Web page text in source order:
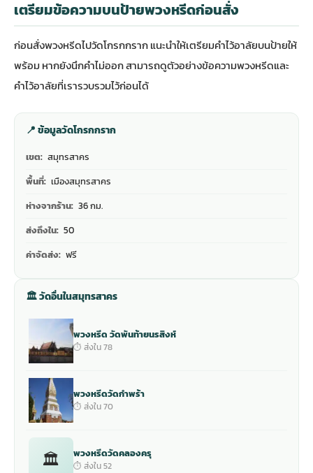
เตรียมข้อความบนป้ายพวงหรีดก่อนสั่ง
ก่อนสั่งพวงหรีดไปวัดโกรกกราก แนะนำให้เตรียมคำไว้อาลัยบนป้ายให้
พร้อม หากยังนึกคำไม่ออก สามารถดูตัวอย่างข้อความพวงหรีดและ
คำไว้อาลัยที่เรารวบรวมไว้ก่อนได้
📍 ข้อมูลวัดโกรกกราก
เขต: สมุทรสาคร
พื้นที่: เมืองสมุทรสาคร
ห่างจากร้าน: 36 กม.
ส่งถึงใน: 50
ค่าจัดส่ง: ฟรี
🏛 วัดอื่นในสมุทรสาคร
พวงหรีด วัดพันท้ายนรสิงห์
⏱ ส่งใน 78
พวงหรีดวัดกำพร้า
⏱ ส่งใน 70
🏛 พวงหรีดวัดคลองครุ
⏱ ส่งใน 52